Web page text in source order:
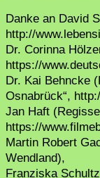
Danke an David
http://
Dr. Corinna
https://
Dr. Kai Behncke
Osnabrück“,
Jan Haft
https://
Martin Robert
Wendland),
Franziska